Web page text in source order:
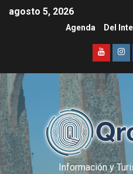
agosto 5, 2026
Agenda Del
Información y